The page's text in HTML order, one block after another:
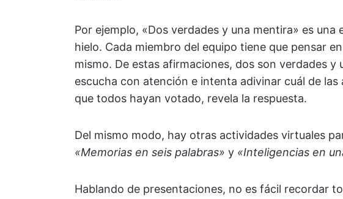
Por ejemplo, «Dos verdades y una mentira» es
hielo. Cada miembro del equipo tiene que pensar
mismo. De estas afirmaciones, dos son verdades y
escucha con atención e intenta adivinar cuál de
que todos hayan votado, revela la respuesta.
Del mismo modo, hay otras actividades virtuales
«Memorias en seis palabras» y «Inteligencias en
Hablando de presentaciones, no es fácil recordar